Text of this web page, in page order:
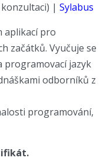
| Sylabus
aplikací pro
začátků. Vyučuje se
programovací jazyk
odborníků z
programování,